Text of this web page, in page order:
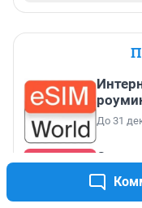
До 31
2000 ₽
До 31